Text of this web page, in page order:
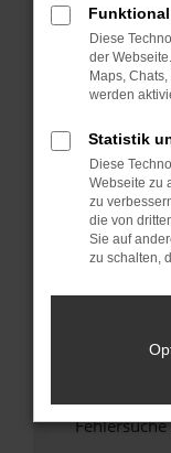
Fenster?
Starte
Das kann
Probleme
sind.
Veraltete
führen,
unterstützt
Wende
Wenn du
hast,
versuchen,
uns diesen
Funktional
Diese
der
Maps,
werden
Statistik
Diese
Webseite zu
zu
die von
Sie auf
zu schalten,